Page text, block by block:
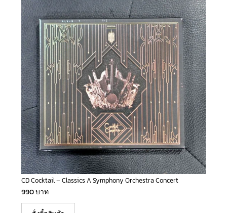
CD Cocktail – Classics A Symphony Orchestra Concert
990บาท